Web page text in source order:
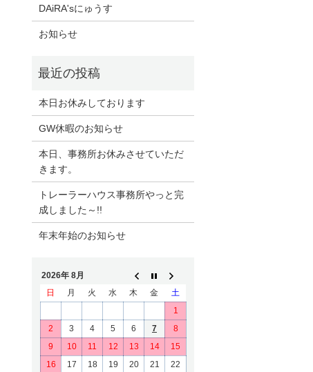
DAiRA'sにゅうす
お知らせ
本日お休みしております
GW休暇のお知らせ
本日、事務所お休みさせていただ
きます。
トレーラーハウス事務所やっと完
成しました～!!
年末年始のお知らせ
2026年 8月
日
月 火 水 木 金
土
1
2
3 4 5 6 7
8
9
10 11 12 13 14
15
16
17 18 19 20 21 22